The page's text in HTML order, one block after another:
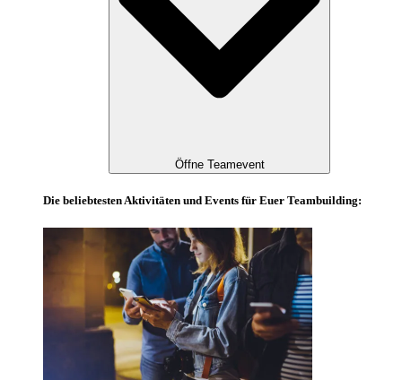
Öffne Teamevent
Die beliebtesten Aktivitäten und Events für Euer Teambuilding: